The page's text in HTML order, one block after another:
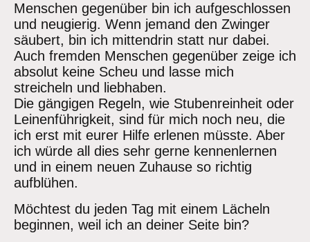
Menschen gegenüber bin ich aufgeschlossen
und neugierig. Wenn jemand den Zwinger
säubert, bin ich mittendrin statt nur dabei.
Auch fremden Menschen gegenüber zeige ich
absolut keine Scheu und lasse mich
streicheln und liebhaben.
Die gängigen Regeln, wie Stubenreinheit oder
Leinenführigkeit, sind für mich noch neu, die
ich erst mit eurer Hilfe erlenen müsste. Aber
ich würde all dies sehr gerne kennenlernen
und in einem neuen Zuhause so richtig
aufblühen.
Möchtest du jeden Tag mit einem Lächeln
beginnen, weil ich an deiner Seite bin?